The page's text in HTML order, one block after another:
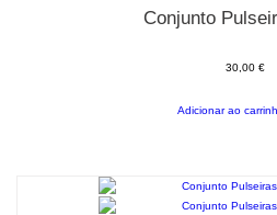
Conjunto
30,00 €
Adicionar ao